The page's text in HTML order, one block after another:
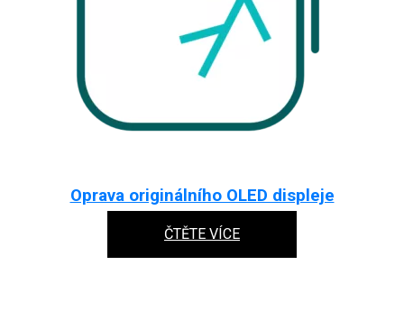
Oprava originálního OLED displeje
ČTĚTE VÍCE